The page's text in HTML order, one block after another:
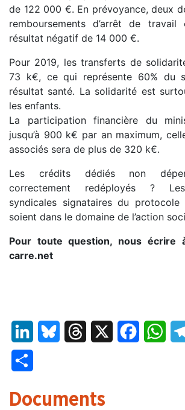
de 122 000 €. En prévoyance, deux
remboursements d’arrêt de
résultat négatif de 14 000 €.
Pour 2019, les transferts de
73 k€, ce qui représente 60% du
résultat santé. La solidarité est
les enfants.
La participation financière du
jusqu’à 900 k€ par an maximum,
associés sera de plus de 320 k€.
Les crédits dédiés non
correctement redéployés ?
syndicales signataires du protocole
soient dans le domaine de l’action
Pour toute question, nous écrire
carre.net
LinkedInBluesky Threads Facebook
Documents